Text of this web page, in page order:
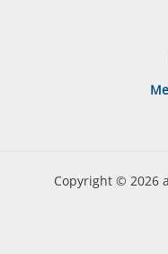
Copyright © 2026